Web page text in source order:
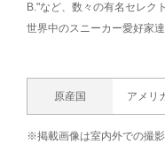
B."など、数々の有名セレク
世界中のスニーカー愛好家
原産国 アメリ
※掲載画像は室内外での撮